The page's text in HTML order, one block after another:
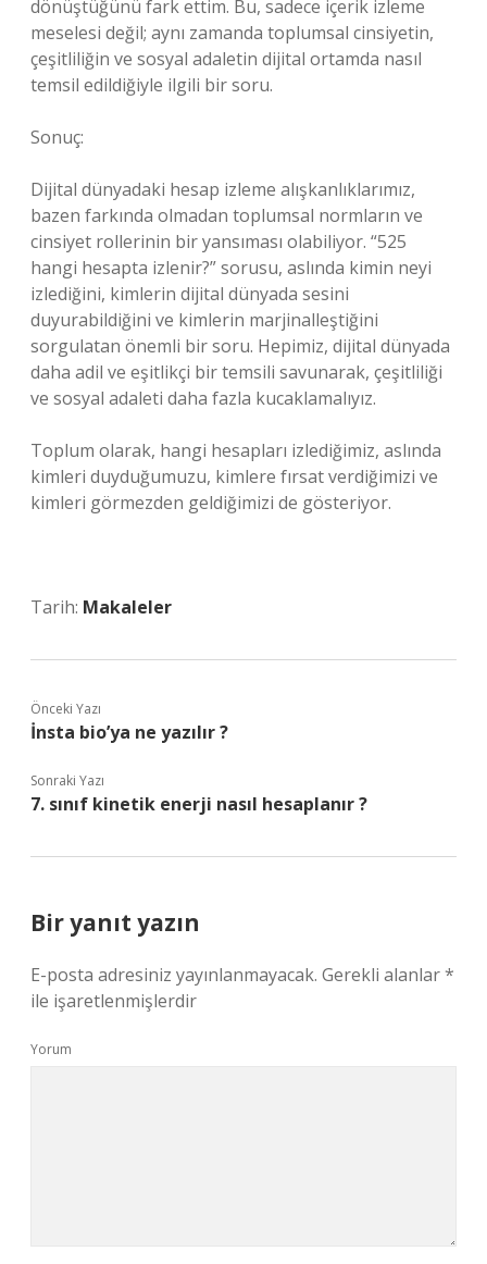
dönüştüğünü fark ettim. Bu, sadece içerik izleme
meselesi değil; aynı zamanda toplumsal cinsiyetin,
çeşitliliğin ve sosyal adaletin dijital ortamda nasıl
temsil edildiğiyle ilgili bir soru.
Sonuç:
Dijital dünyadaki hesap izleme alışkanlıklarımız,
bazen farkında olmadan toplumsal normların ve
cinsiyet rollerinin bir yansıması olabiliyor. “525
hangi hesapta izlenir?” sorusu, aslında kimin neyi
izlediğini, kimlerin dijital dünyada sesini
duyurabildiğini ve kimlerin marjinalleştiğini
sorgulatan önemli bir soru. Hepimiz, dijital dünyada
daha adil ve eşitlikçi bir temsili savunarak, çeşitliliği
ve sosyal adaleti daha fazla kucaklamalıyız.
Toplum olarak, hangi hesapları izlediğimiz, aslında
kimleri duyduğumuzu, kimlere fırsat verdiğimizi ve
kimleri görmezden geldiğimizi de gösteriyor.
Tarih: Makaleler
Önceki Yazı
İnsta bio’ya ne yazılır ?
Sonraki Yazı
7. sınıf kinetik enerji nasıl hesaplanır ?
Bir yanıt yazın
E-posta adresiniz yayınlanmayacak. Gerekli alanlar*
ile işaretlenmişlerdir
Yorum